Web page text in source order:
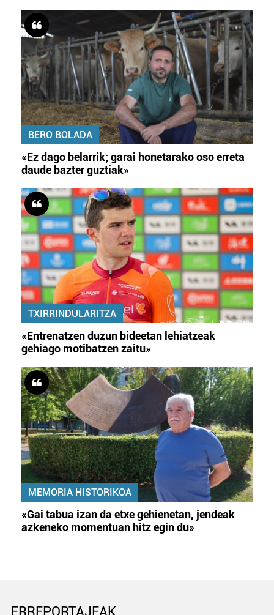
BERO BOLADA
«Ez dago belarrik; garai honetarako oso erreta
daude bazter guztiak»
TXIRRINDULARITZA
«Entrenatzen duzun bideetan lehiatzeak
gehiago motibatzen zaitu»
MEMORIA HISTORIKOA
«Gai tabua izan da etxe gehienetan, jendeak
azkeneko momentuan hitz egin du»
ERREPORTAJEAK